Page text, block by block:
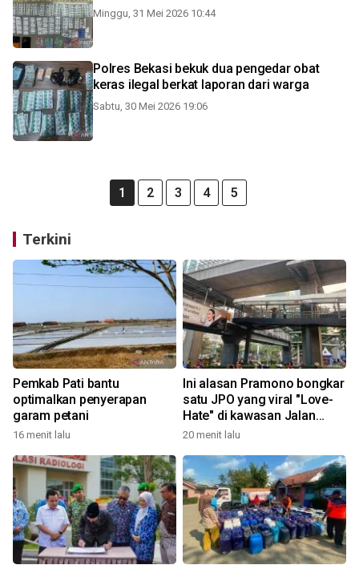
Minggu, 31 Mei 2026 10:44
Polres Bekasi bekuk dua pengedar obat
keras ilegal berkat laporan dari warga
Sabtu, 30 Mei 2026 19:06
1 2 3 4 5
Terkini
Pemkab Pati bantu
optimalkan penyerapan
garam petani
16 menit lalu
Ini alasan Pramono bongkar
satu JPO yang viral "Love-
Hate" di kawasan Jalan
Rasuna Said
20 menit lalu